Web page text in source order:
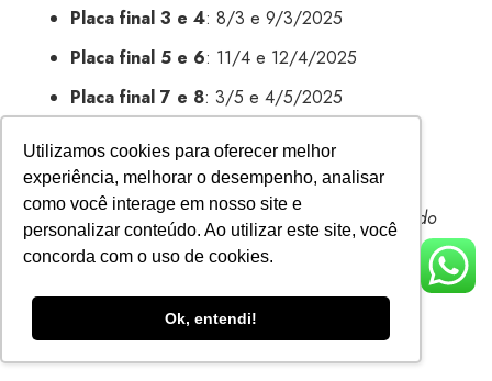
Utilizamos cookies para oferecer melhor
experiência, melhorar o desempenho, analisar
como você interage em nosso site e
personalizar conteúdo. Ao utilizar este site, você
concorda com o uso de cookies.
Ok, entendi!
Placa final 3 e 4: 8/3 e 9/3/2025
Placa final 5 e 6: 11/4 e 12/4/2025
Placa final 7 e 8: 3/5 e 4/5/2025
Placa final 0: 4/7/2025
*Sempre consulte o site oficial do Detran do seu estado
para saber até quando pode pagar o licenciamento e
confirmar os prazos atualizados, assim como o valor da
taxa e a possibilidade de parcelamento.